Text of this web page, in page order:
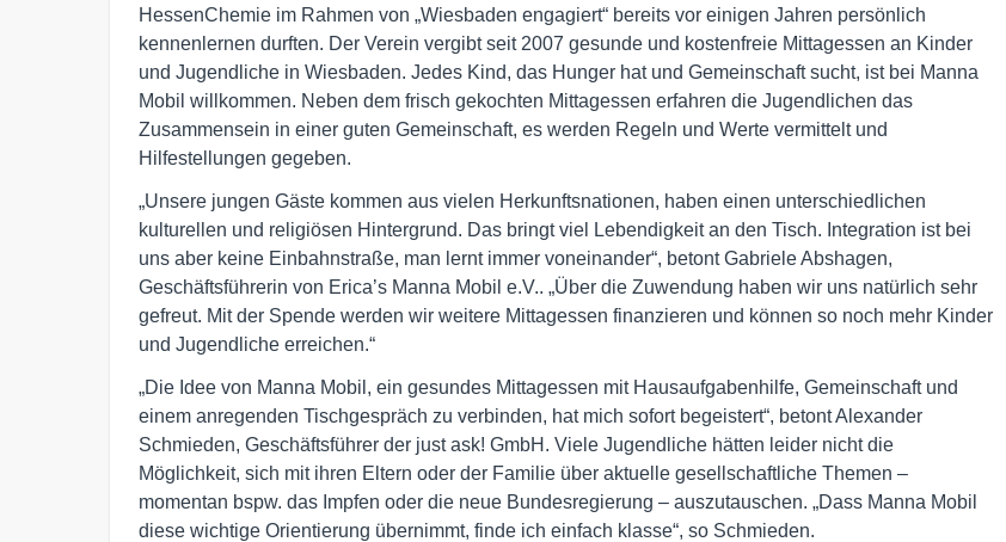
HessenChemie im Rahmen von „Wiesbaden engagiert“ bereits vor einigen Jahren persönlich
kennenlernen durften. Der Verein vergibt seit 2007 gesunde und kostenfreie Mittagessen an Kinder
und Jugendliche in Wiesbaden. Jedes Kind, das Hunger hat und Gemeinschaft sucht, ist bei Manna
Mobil willkommen. Neben dem frisch gekochten Mittagessen erfahren die Jugendlichen das
Zusammensein in einer guten Gemeinschaft, es werden Regeln und Werte vermittelt und
Hilfestellungen gegeben.
„Unsere jungen Gäste kommen aus vielen Herkunftsnationen, haben einen unterschiedlichen
kulturellen und religiösen Hintergrund. Das bringt viel Lebendigkeit an den Tisch. Integration ist bei
uns aber keine Einbahnstraße, man lernt immer voneinander“, betont Gabriele Abshagen,
Geschäftsführerin von Erica’s Manna Mobil e.V.. „Über die Zuwendung haben wir uns natürlich sehr
gefreut. Mit der Spende werden wir weitere Mittagessen finanzieren und können so noch mehr Kinder
und Jugendliche erreichen.“
„Die Idee von Manna Mobil, ein gesundes Mittagessen mit Hausaufgabenhilfe, Gemeinschaft und
einem anregenden Tischgespräch zu verbinden, hat mich sofort begeistert“, betont Alexander
Schmieden, Geschäftsführer der just ask! GmbH. Viele Jugendliche hätten leider nicht die
Möglichkeit, sich mit ihren Eltern oder der Familie über aktuelle gesellschaftliche Themen –
momentan bspw. das Impfen oder die neue Bundesregierung – auszutauschen. „Dass Manna Mobil
diese wichtige Orientierung übernimmt, finde ich einfach klasse“, so Schmieden.